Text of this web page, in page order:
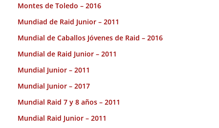
Montes de Toledo – 2016
Mundiad de Raid Junior – 2011
Mundial de Caballos Jóvenes de Raid – 2016
Mundial de Raid Junior – 2011
Mundial Junior – 2011
Mundial Junior – 2017
Mundial Raid 7 y 8 años – 2011
Mundial Raid Junior – 2011